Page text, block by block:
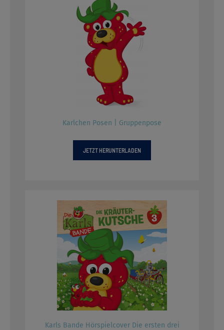
Karlchen Posen | Gruppenpose
JETZT HERUNTERLADEN
Karls Bande Hörspielcover Die ersten drei